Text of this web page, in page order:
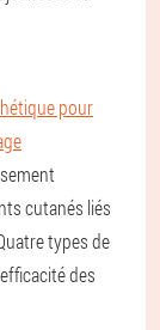
pour
cutanés liés
types de
des